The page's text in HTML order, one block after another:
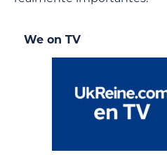
We on TV